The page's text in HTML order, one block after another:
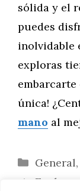
sólida y el
puedes
inolvidable
exploras
única!
mano al
General,